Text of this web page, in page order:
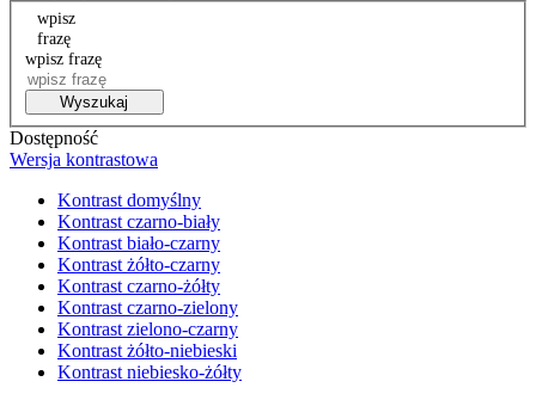
wpisz
frazę
wpisz frazę
Wyszukaj
Dostępność
Wersja kontrastowa
Kontrast domyślny
Kontrast czarno-biały
Kontrast biało-czarny
Kontrast żółto-czarny
Kontrast czarno-żółty
Kontrast czarno-zielony
Kontrast zielono-czarny
Kontrast żółto-niebieski
Kontrast niebiesko-żółty